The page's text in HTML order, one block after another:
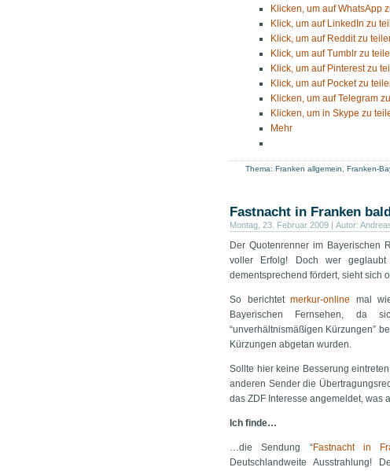
Klicken, um auf WhatsApp
Klick, um auf LinkedIn zu
Klick, um auf Reddit zu
Klick, um auf Tumblr zu
Klick, um auf Pinterest zu
Klick, um auf Pocket zu
Klicken, um auf Telegram
Klicken, um in Skype zu
Mehr
Thema: Franken allgemein Franken-
Fastnacht in Franken
Montag, 23. Februar 2009 | Autor:
Der Quotenrenner im Bayerischen
voller Erfolg! Doch wer
dementsprechend fördert, sieht sich
So berichtetmerkur-online mal
Bayerischen Fernsehen, da
“unverhältnismäßigen Kürzungen”
Kürzungen abgetan wurden.
Sollte hier keine Besserung
anderen Sender die
das ZDF Interesse angemeldet, was
Ich finde…
…die Sendung “Fastnacht in
Deutschlandweite Ausstrahlung!